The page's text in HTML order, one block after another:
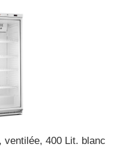
400 Lit. blanc